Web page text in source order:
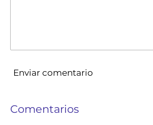
Enviar comentario
Comentarios